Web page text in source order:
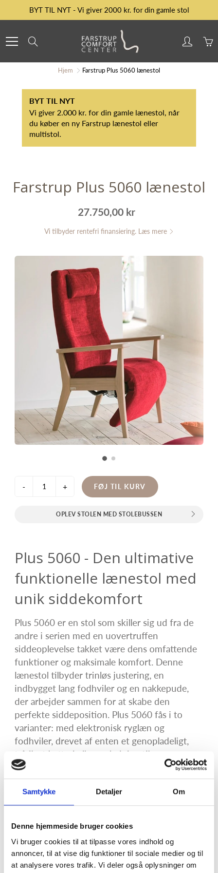
Samtykke Detaljer Om
Denne hjemmeside bruger cookies
Vi bruger cookies til at tilpasse vores indhold og
annoncer, til at vise dig funktioner til sociale medier og til
at analysere vores trafik. Vi deler også oplysninger om
BYT TIL NYT - Vi giver 2000 kr. for din gamle stol
Hjem Farstrup Plus 5060 lænestol
BYT TIL NYT
Vi giver 2.000 kr. for din gamle lænestol, når
du køber en ny Farstrup lænestol eller
multistol.
Farstrup Plus 5060 lænestol
27.750,00 kr
Vi tilbyder rentefri finansiering. Læs mere
- + FØJ TIL KURV
OPLEV STOLEN MED STOLEBUSSEN
Plus 5060 - Den ultimative
funktionelle lænestol med
unik siddekomfort
Plus 5060 er en stol som skiller sig ud fra de
andre i serien med en uovertruffen
siddeoplevelse takket være dens omfattende
funktioner og maksimale komfort. Denne
lænestol tilbyder trinløs justering, en
indbygget lang fodhviler og en nakkepude,
der arbejder sammen for at skabe den
perfekte siddeposition. Plus 5060 fås i to
varianter: med elektronisk ryglæn og
fodhviler, drevet af enten et genopladeligt,
trådløst batteri eller en ledning til
stikkontakten. Du kan tilpasse stolen
yderligere ved at vælge mellem faste eller
aftagelige armbakker, med eller uden velcro,
samt åbne eller lukkede sider.
Plus 5060 funktionsstolen er udstyret med en
række praktiske funktioner, der sigter mod at
levere uovertruffen glæde og siddekomfort.
Den elektroniske ryglæn og fodhviler giver